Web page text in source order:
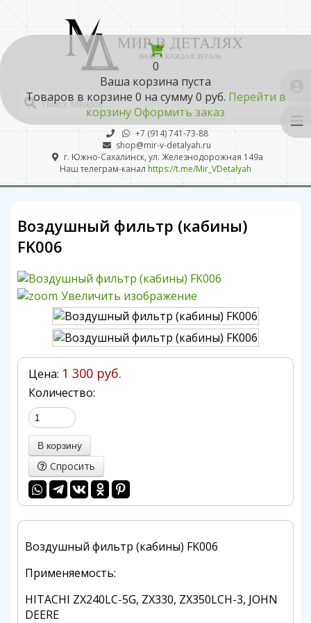
0
Ваша корзина пуста
Товаров в корзине 0 на сумму0 руб. Перейти в
корзинуОформить заказ
+7 (914) 741-73-88
shop@mir-v-detalyah.ru
г. Южно-Сахалинск, ул. Железнодорожная 149а
Наш телеграм-канал https://t.me/Mir_VDetalyah
Воздушный фильтр (кабины)
FK006
Увеличить изображение
Цена: 1 300 руб.
Количество:
Спросить
Воздушный фильтр (кабины) FK006
Применяемость:
HITACHI ZX240LC-5G, ZX330, ZX350LCH-3, JOHN
DEERE